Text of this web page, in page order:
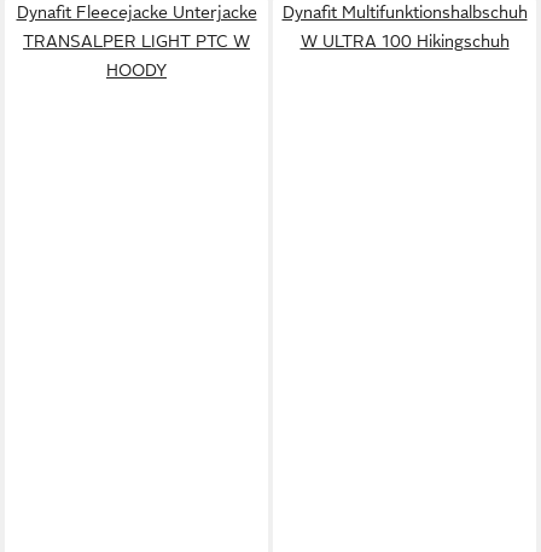
Dynafit Fleecejacke Unterjacke
TRANSALPER LIGHT PTC W
HOODY
Dynafit Multifunktionshalbschuh
W ULTRA 100 Hikingschuh